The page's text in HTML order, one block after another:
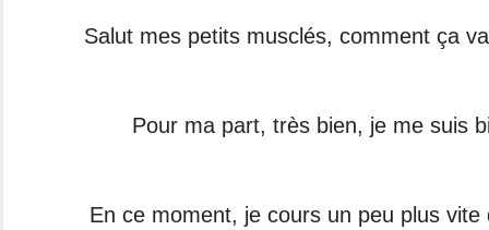
Salut mes petits musclés, comment ça
Pour ma part, très bien, je me suis
En ce moment, je cours un peu plus vite